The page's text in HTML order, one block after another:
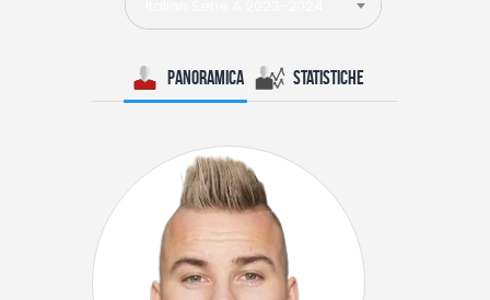
Lo Sapevi Che
I consigli di Giulia
Panoramica Statistiche